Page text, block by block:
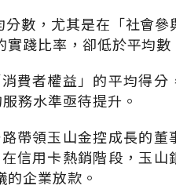
數，尤其是在「社會參
踐比率，卻低於平均數
費者權益」的平均得分
務水準亟待提升。
帶領玉山金控成長的董
信用卡熱銷階段，玉山
企業放款。